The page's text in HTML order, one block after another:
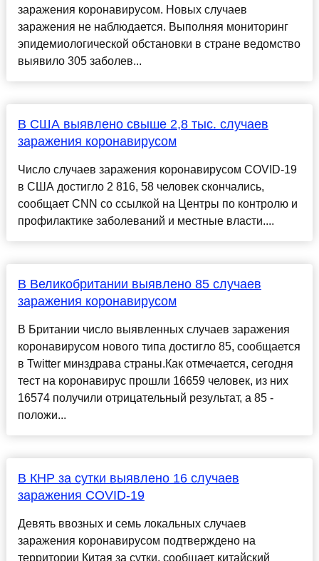
заражения коронавирусом. Новых случаев
заражения не наблюдается. Выполняя мониторинг
эпидемиологической обстановки в стране ведомство
выявило 305 заболев...
В США выявлено свыше 2,8 тыс. случаев
заражения коронавирусом
Число случаев заражения коронавирусом COVID-19
в США достигло 2 816, 58 человек скончались,
сообщает CNN со ссылкой на Центры по контролю и
профилактике заболеваний и местные власти....
В Великобритании выявлено 85 случаев
заражения коронавирусом
В Британии число выявленных случаев заражения
коронавирусом нового типа достигло 85, сообщается
в Twitter минздрава страны.Как отмечается, сегодня
тест на коронавирус прошли 16659 человек, из них
16574 получили отрицательный результат, а 85 -
положи...
В КНР за сутки выявлено 16 случаев
заражения COVID-19
Девять ввозных и семь локальных случаев
заражения коронавирусом подтверждено на
территории Китая за сутки, сообщает китайский